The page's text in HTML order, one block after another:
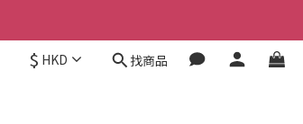
$ HKD 找商品